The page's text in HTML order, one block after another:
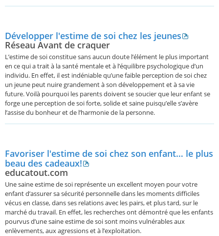
Développer l'estime de soi chez les jeunes
Réseau Avant de craquer
L’estime de soi constitue sans aucun doute l’élément le plus important
en ce qui a trait à la santé mentale et à l’équilibre psychologique d’un
individu. En effet, il est indéniable qu’une faible perception de soi chez
un jeune peut nuire grandement à son développement et à sa vie
future. Voilà pourquoi les parents doivent se soucier que leur enfant se
forge une perception de soi forte, solide et saine puisqu’elle s’avère
l’assise du bonheur et de l’harmonie de la personne.
Favoriser l'estime de soi chez son enfant… le plus
beau des cadeaux!
educatout.com
Une saine estime de soi représente un excellent moyen pour votre
enfant d’assurer sa sécurité personnelle dans les moments difficiles
vécus en classe, dans ses relations avec les pairs, et plus tard, sur le
marché du travail. En effet, les recherches ont démontré que les enfants
pourvus d’une saine estime de soi sont moins vulnérables aux
enlèvements, aux agressions et à l’exploitation.